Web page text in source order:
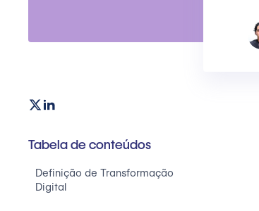
Tabela de conteúdos
Definição de Transformação
Digital